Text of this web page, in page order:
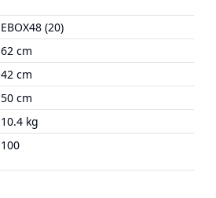
EBOX48 (20)
62 cm
42 cm
50 cm
10.4 kg
100